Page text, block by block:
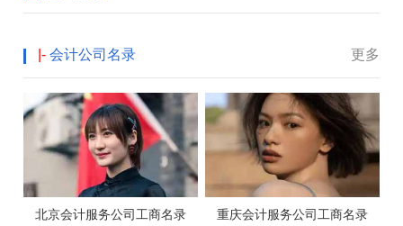
更多
|- 会计公司名录
北京会计服务公司工商名录 重庆会计服务公司工商名录